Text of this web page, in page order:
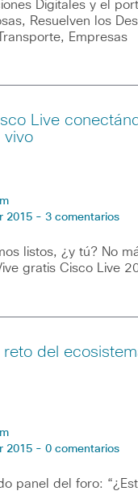
Digitales y el
Resuelven los
Empresas
Live
vivo
2015 - 3 comentarios
listos, ¿y tú? No
gratis Cisco Live
reto del
2015 - 0 comentarios
panel del foro: